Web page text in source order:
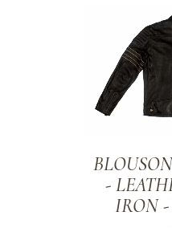
-
IRON